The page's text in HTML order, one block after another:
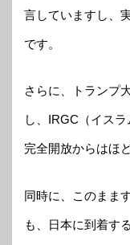
言していますし、
です。
さらに、トランプ
し、IRGC（イス
完全開放からはほ
同時に、このまま
も、日本に到着す